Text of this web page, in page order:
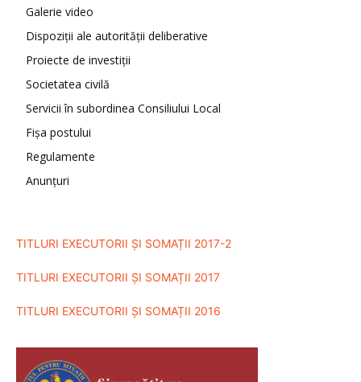
Galerie video
Dispoziții ale autorității deliberative
Proiecte de investiții
Societatea civilă
Servicii în subordinea Consiliului Local
Fișa postului
Regulamente
Anunțuri
TITLURI EXECUTORII ȘI SOMAȚII 2017-2
TITLURI EXECUTORII ȘI SOMAȚII 2017
TITLURI EXECUTORII ȘI SOMAȚII 2016